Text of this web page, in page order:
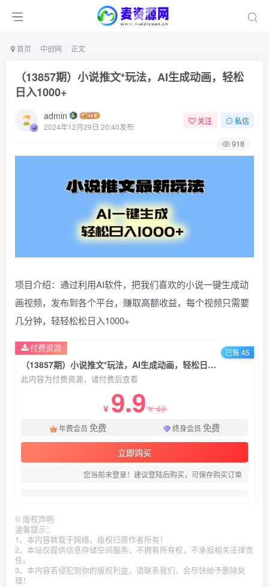
首页 中创网 正文
（13857期）小说推文*玩法，AI生成动画，轻松
日入1000+
admin
2024年12月29日 20:40发布
关注 私信
918
项目介绍：通过利用AI软件，把我们喜欢的小说一键生成动
画视频，发布到各个平台，赚取高额收益，每个视频只需要
几分钟，轻轻松松日入1000+
（13857期）小说推文*玩法，AI生成动画，轻松日入1000+
此内容为付费资源，请付费后查看
￥ 9.9￥49
年费会员 免费 终身会员 免费
立即购买
您当前未登录！建议登陆后购买，可保存购买订单
付费资源 已售 45
© 版权声明
温馨提示：
1、本内容转载于网络，版权归原作者所有！
2、本站仅提供信息存储空间服务，不拥有所有权，不承担相关法律责
任。
3、本内容若侵犯到你的版权利益，请联系我们，会尽快给予删除处
理！